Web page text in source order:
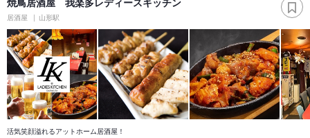
居酒屋 山形駅
活気笑顔溢れるアットホーム居酒屋！